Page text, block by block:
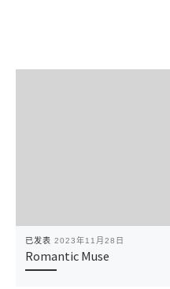
已发表 2023年11月28日
Romantic Muse